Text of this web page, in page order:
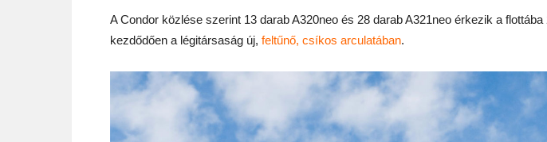
A Condor közlése szerint 13 darab A320neo és 28 darab A321neo érkezik a
kezdődően a légitársaság új, feltűnő, csíkos arculatában.